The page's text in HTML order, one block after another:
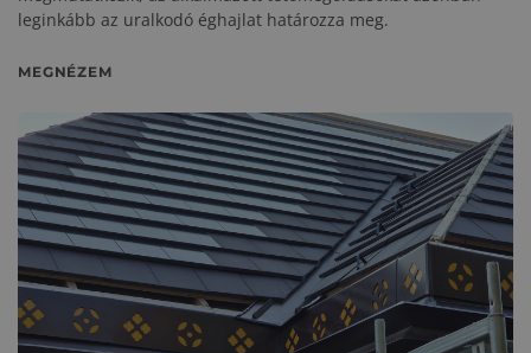
leginkább az uralkodó éghajlat határozza meg.
MEGNÉZEM